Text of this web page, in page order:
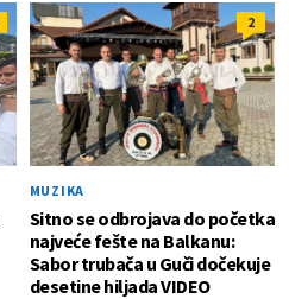
2
MUZIKA
Sitno se odbrojava do početka
najveće fešte na Balkanu:
Sabor trubača u Guči dočekuje
desetine hiljada VIDEO